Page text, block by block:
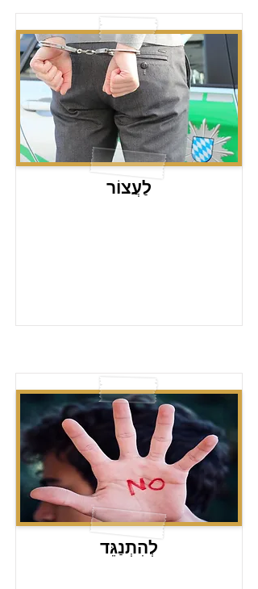
לַעֲצוֹר
לְהִתְנַגֵּד